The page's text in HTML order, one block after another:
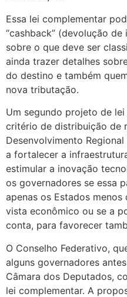
Essa lei complementar
“cashback” (devolução
sobre o que deve ser
ainda trazer detalhes
do destino e também
nova tributação.
Um segundo projeto de
critério de distribuição de
Desenvolvimento
a fortalecer a
estimular a inovação
os governadores se essa
apenas os Estados
vista econômico ou se a
conta, para favorecer
O Conselho Federativo,
alguns governadores
Câmara dos Deputados,
lei complementar. A